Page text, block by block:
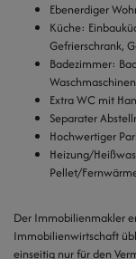
Ebenerdiger
Küche:
Gefrierschrank,
Badezimmer:
Extra WC mit
Separater
Hochwertiger
Heizung/
Pellet/
Der Immobilienmakler
Immobilienwirtschaft
einseitig nur für den